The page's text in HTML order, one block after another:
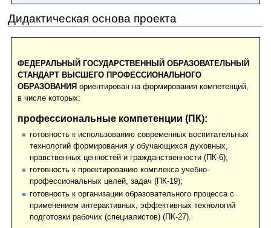
Дидактическая основа проекта
ФЕДЕРАЛЬНЫЙ ГОСУДАРСТВЕННЫЙ ОБРАЗОВАТЕЛЬНЫЙ
СТАНДАРТ ВЫСШЕГО ПРОФЕССИОНАЛЬНОГО
ОБРАЗОВАНИЯ ориентирован на формирования компетенций,
в числе которых:
профессиональные компетенции (ПК):
готовность к использованию современных воспитательных
технологий формирования у обучающихся духовных,
нравственных ценностей и гражданственности (ПК-6);
готовность к проектированию комплекса учебно-
профессиональных целей, задач (ПК-19);
готовность к организации образовательного процесса с
применением интерактивных, эффективных технологий
подготовки рабочих (специалистов) (ПК-27).